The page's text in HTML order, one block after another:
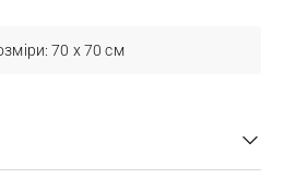
70 х 70 см